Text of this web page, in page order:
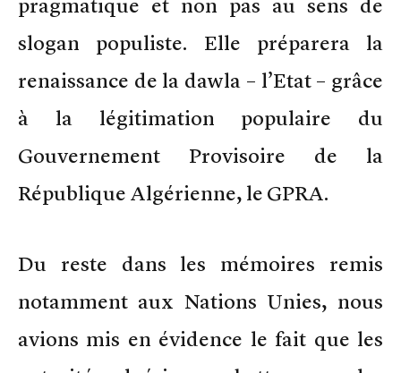
pragmatique et non pas au sens de
slogan populiste. Elle préparera la
renaissance de la dawla – l’Etat – grâce
à la légitimation populaire du
Gouvernement Provisoire de la
République Algérienne, le GPRA.
Du reste dans les mémoires remis
notamment aux Nations Unies, nous
avions mis en évidence le fait que les